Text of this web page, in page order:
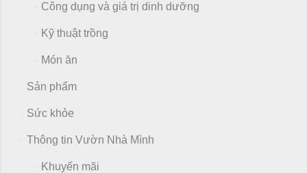
Công dụng và giá trị dinh dưỡng
Kỹ thuật trồng
Món ăn
Sản phẩm
Sức khỏe
Thông tin Vườn Nhà Mình
Khuyến mãi